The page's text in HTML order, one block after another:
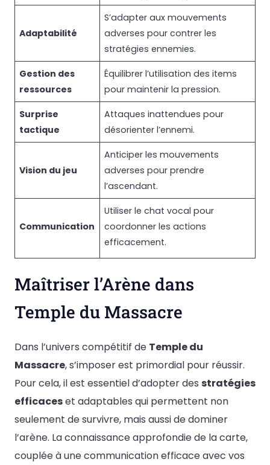
Adaptabilité
S’adapter aux mouvements
adverses pour contrer les
stratégies ennemies.
Gestion des
ressources
Équilibrer l’utilisation des items
pour maintenir la pression.
Surprise
tactique
Attaques inattendues pour
désorienter l’ennemi.
Vision du jeu
Anticiper les mouvements
adverses pour prendre
l’ascendant.
Communication
Utiliser le chat vocal pour
coordonner les actions
efficacement.
Maîtriser l’Arène dans
Temple du Massacre
Dans l’univers compétitif de Temple du
Massacre, s’imposer est primordial pour réussir.
Pour cela, il est essentiel d’adopter des stratégies
efficaceset adaptables qui permettent non
seulement de survivre, mais aussi de dominer
l’arène. La connaissance approfondie de la carte,
couplée à une communication efficace avec vos